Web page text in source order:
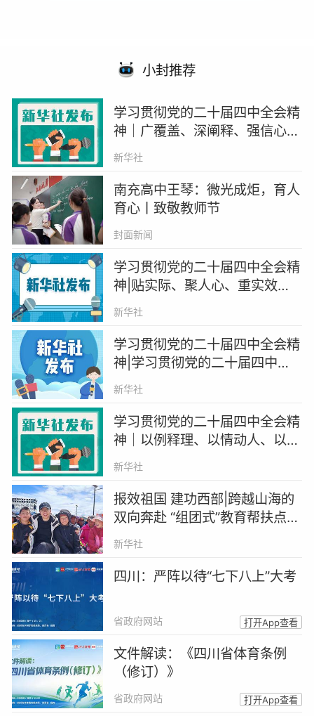
小封推荐
学习贯彻党的二十届四中全会精
神｜广覆盖、深阐释、强信心
——黑龙江、浙江、广东、中国
社科院组织开展多种形式宣讲活
动
新华社
南充高中王琴：微光成炬，育人
育心丨致敬教师节
封面新闻
学习贯彻党的二十届四中全会精
神|贴实际、聚人心、重实效
——广西、江苏、河北、北京大
学组织开展多种形式宣讲活动
新华社
学习贯彻党的二十届四中全会精
神|学习贯彻党的二十届四中全
会精神中央宣讲团在宁夏宣讲
新华社
学习贯彻党的二十届四中全会精
神｜以例释理、以情动人、以知
促行——内蒙古、福建、重庆、
共青团中央组织开展多种形式宣
讲活动
新华社
报效祖国 建功西部|跨越山海的
双向奔赴 “组团式”教育帮扶点亮
更多梦想
新华社
四川：严阵以待“七下八上”大考
省政府网站 打开App查看
文件解读：《四川省体育条例
（修订）》
省政府网站 打开App查看